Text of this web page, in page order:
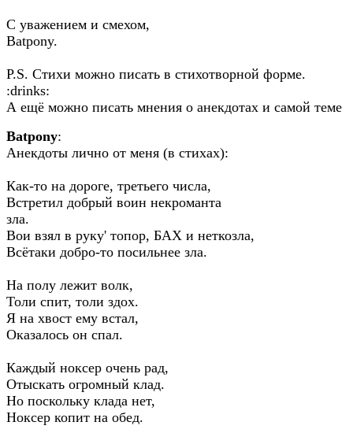
С уважением и смехом,
Batpony.
P.S. Стихи можно писать в стихотворной форме.
:drinks:
А ещё можно писать мнения о анекдотах и самой теме
Batpony:
Анекдоты лично от меня (в стихах):
Как-то на дороге, третьего числа,
Встретил добрый воин некроманта
зла.
Вои взял в руку' топор, БАХ и неткозла,
Всётаки добро-то посильнее зла.
На полу лежит волк,
Толи спит, толи здох.
Я на хвост ему встал,
Оказалось он спал.
Каждый ноксер очень рад,
Отыскать огромный клад.
Но поскольку клада нет,
Ноксер копит на обед.